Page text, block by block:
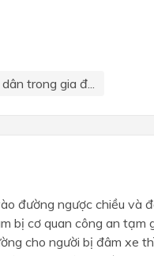
trong gia đ...
đường ngược chiều và
bị cơ quan công an tạm
cho người bị đâm xe